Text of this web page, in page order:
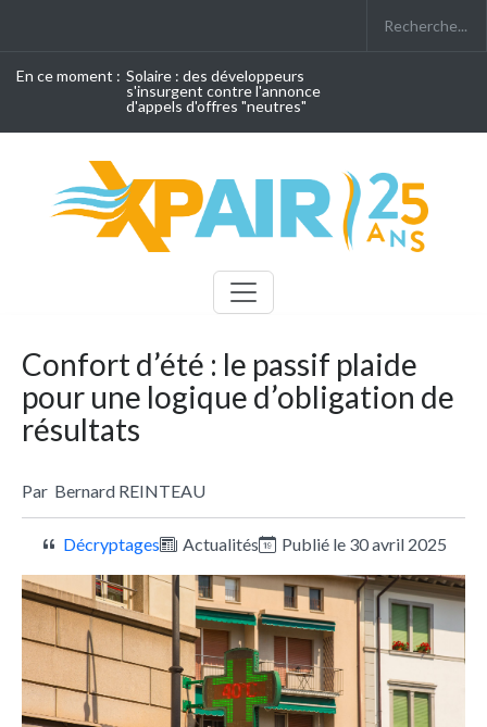
En ce moment : Solaire : des développeurs
s'insurgent contre l'annonce
d'appels d'offres "neutres"
Confort d’été : le passif plaide
pour une logique d’obligation de
résultats
Par Bernard REINTEAU
Décryptages Actualités Publié le 30 avril 2025